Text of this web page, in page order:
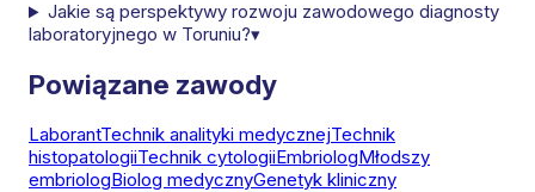
Jakie są perspektywy rozwoju zawodowego diagnosty
laboratoryjnego w Toruniu?▾
Powiązane zawody
LaborantTechnik analityki medycznejTechnik
histopatologiiTechnik cytologiiEmbriologMłodszy
embriologBiolog medycznyGenetyk kliniczny